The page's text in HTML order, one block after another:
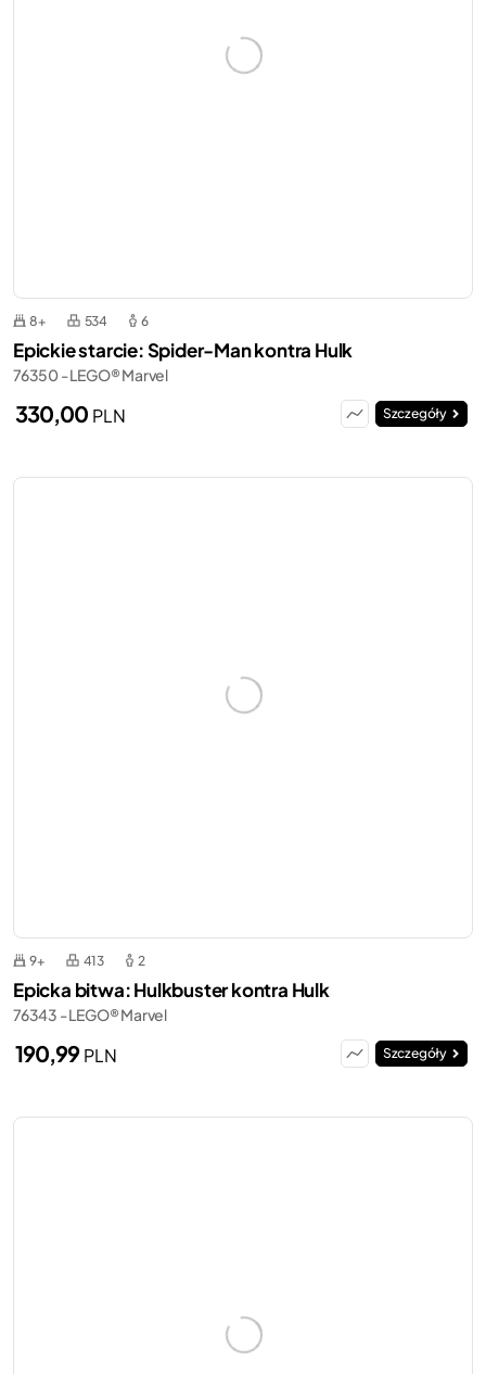
8+ 534 6
Epickie starcie: Spider-Man kontra Hulk
76350 - LEGO® Marvel
330,00 PLN Szczegóły
9+ 413 2
Epicka bitwa: Hulkbuster kontra Hulk
76343 - LEGO® Marvel
190,99PLN Szczegóły